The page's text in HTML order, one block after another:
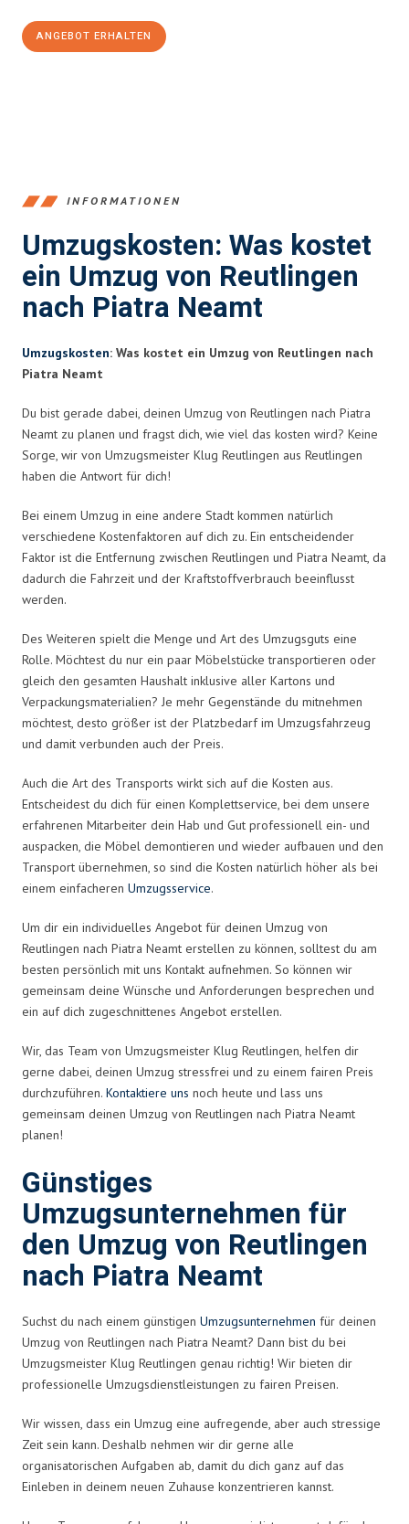
ANGEBOT ERHALTEN
INFORMATIONEN
Umzugskosten: Was kostet
ein Umzug von Reutlingen
nach Piatra Neamt
Umzugskosten: Was kostet ein Umzug von Reutlingen nach
Piatra Neamt
Du bist gerade dabei, deinen Umzug von Reutlingen nach Piatra
Neamt zu planen und fragst dich, wie viel das kosten wird? Keine
Sorge, wir von Umzugsmeister Klug Reutlingen aus Reutlingen
haben die Antwort für dich!
Bei einem Umzug in eine andere Stadt kommen natürlich
verschiedene Kostenfaktoren auf dich zu. Ein entscheidender
Faktor ist die Entfernung zwischen Reutlingen und Piatra Neamt, da
dadurch die Fahrzeit und der Kraftstoffverbrauch beeinflusst
werden.
Des Weiteren spielt die Menge und Art des Umzugsguts eine
Rolle. Möchtest du nur ein paar Möbelstücke transportieren oder
gleich den gesamten Haushalt inklusive aller Kartons und
Verpackungsmaterialien? Je mehr Gegenstände du mitnehmen
möchtest, desto größer ist der Platzbedarf im Umzugsfahrzeug
und damit verbunden auch der Preis.
Auch die Art des Transports wirkt sich auf die Kosten aus.
Entscheidest du dich für einen Komplettservice, bei dem unsere
erfahrenen Mitarbeiter dein Hab und Gut professionell ein- und
auspacken, die Möbel demontieren und wieder aufbauen und den
Transport übernehmen, so sind die Kosten natürlich höher als bei
einem einfacheren Umzugsservice.
Um dir ein individuelles Angebot für deinen Umzug von
Reutlingen nach Piatra Neamt erstellen zu können, solltest du am
besten persönlich mit uns Kontakt aufnehmen. So können wir
gemeinsam deine Wünsche und Anforderungen besprechen und
ein auf dich zugeschnittenes Angebot erstellen.
Wir, das Team von Umzugsmeister Klug Reutlingen, helfen dir
gerne dabei, deinen Umzug stressfrei und zu einem fairen Preis
durchzuführen. Kontaktiere uns noch heute und lass uns
gemeinsam deinen Umzug von Reutlingen nach Piatra Neamt
planen!
Günstiges
Umzugsunternehmen für
den Umzug von Reutlingen
nach Piatra Neamt
Suchst du nach einem günstigen Umzugsunternehmen für deinen
Umzug von Reutlingen nach Piatra Neamt? Dann bist du bei
Umzugsmeister Klug Reutlingen genau richtig! Wir bieten dir
professionelle Umzugsdienstleistungen zu fairen Preisen.
Wir wissen, dass ein Umzug eine aufregende, aber auch stressige
Zeit sein kann. Deshalb nehmen wir dir gerne alle
organisatorischen Aufgaben ab, damit du dich ganz auf das
Einleben in deinem neuen Zuhause konzentrieren kannst.